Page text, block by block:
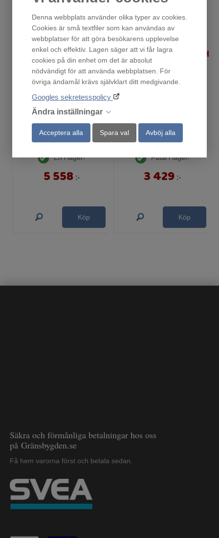
Denna webbplats använder olika typer av cookies.
Cookies är små textfiler som kan användas av
webbplatser för att göra besökarens upplevelse
enkel och effektiv. Lagen säger att vi får lagra
cookies på din enhet om det är absolut
nödvändigt för att använda webbplatsen. För
övriga ändamål krävs självklart ditt medgivande.
Googles sekretesspolicy
Ändra inställningar
Acceptera alla Spara val Avböj alla
Andra har också tittat på
LMS4253TMX
En i lager!
5 558 :-
Köp
BFL524MS0
Fåtal i lager!
3 429 :-
Köp
Säkra och förmånliga betalningar hos oss
på Gränsbygden.se
Få hem varorna först och betala sedan.